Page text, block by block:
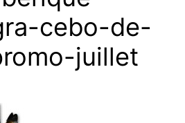
cebo-de-
juillet